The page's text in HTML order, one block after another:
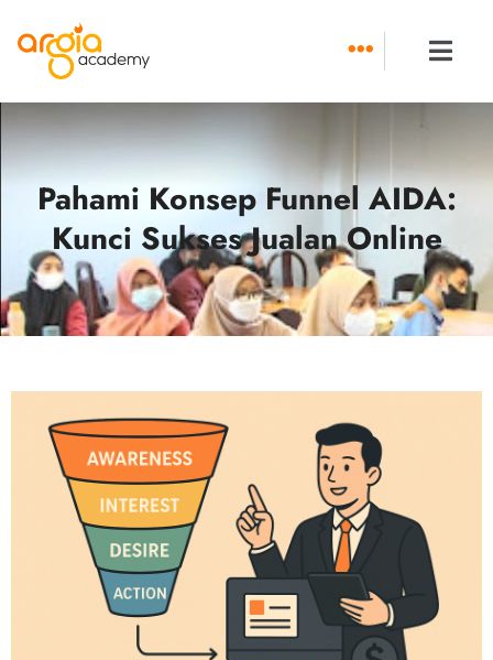
content
Pahami Konsep Funnel AIDA:
Kunci Sukses Jualan Online